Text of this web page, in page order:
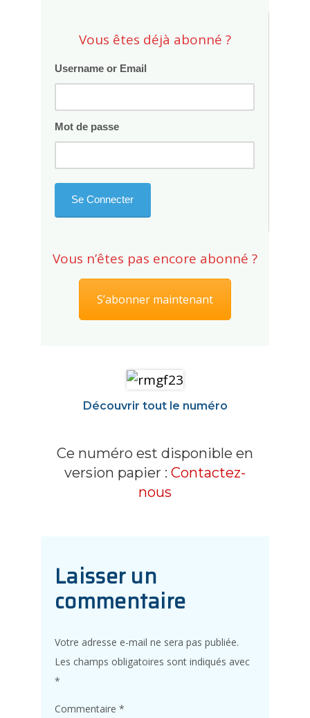
Vous êtes déjà abonné ?
Username or Email
Mot de passe
Vous n’êtes pas encore abonné ?
S’abonner maintenant
Découvrir tout le numéro
Ce numéro est disponible en
version papier : Contactez-
nous
Laisser un
commentaire
Votre adresse e-mail ne sera pas publiée.
Les champs obligatoires sont indiqués avec
*
Commentaire *